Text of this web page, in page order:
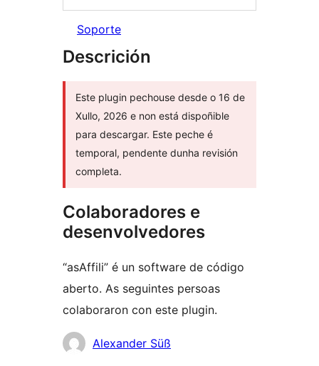
Soporte
Descrición
Este plugin pechouse desde o 16 de
Xullo, 2026 e non está dispoñible
para descargar. Este peche é
temporal, pendente dunha revisión
completa.
Colaboradores e
desenvolvedores
“asAffili” é un software de código
aberto. As seguintes persoas
colaboraron con este plugin.
Colaboradores
Alexander Süß